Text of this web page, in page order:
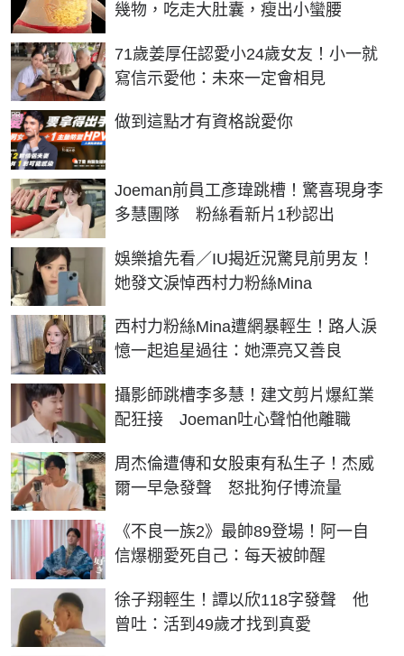
幾物，吃走大肚囊，瘦出小蠻腰
71歲姜厚任認愛小24歲女友！小一就
寫信示愛他：未來一定會相見
做到這點才有資格說愛你
PR
Joeman前員工彥瑋跳槽！驚喜現身李
多慧團隊 粉絲看新片1秒認出
娛樂搶先看／IU揭近況驚見前男友！
她發文淚悼西村力粉絲Mina
西村力粉絲Mina遭網暴輕生！路人淚
憶一起追星過往：她漂亮又善良
攝影師跳槽李多慧！建文剪片爆紅業
配狂接 Joeman吐心聲怕他離職
周杰倫遭傳和女股東有私生子！杰威
爾一早急發聲 怒批狗仔博流量
《不良一族2》最帥89登場！阿一自
信爆棚愛死自己：每天被帥醒
徐子翔輕生！譚以欣118字發聲 他
曾吐：活到49歲才找到真愛